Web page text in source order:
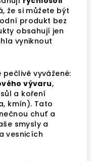
že si můžete být
produkt bez
obsahují jen
vyniknout
pečlivě vyvážené:
vývaru,
a koření
kmín). Tato
chuť a
smysly a
vesnicích